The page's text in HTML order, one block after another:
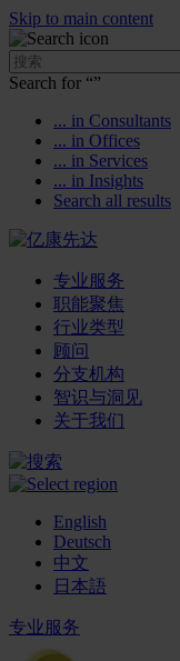
Skip to main content
Search for “”
... in Consultants
... in Offices
... in Services
... in Insights
Search all results
专业服务
职能聚焦
行业类型
顾问
分支机构
智识与洞见
关于我们
English
Deutsch
中文
日本語
专业服务